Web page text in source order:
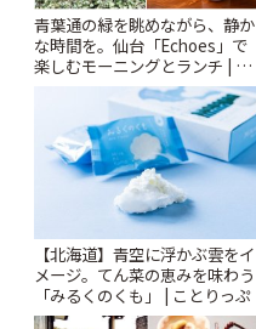
青葉通の緑を眺めながら、静か
な時間を。仙台「Echoes」で
楽しむモーニングとランチ | こ
【北海道】青空に浮かぶ雲をイ
メージ。てん菜の恵みを味わう
「みるくのくも」 | ことりっぷ